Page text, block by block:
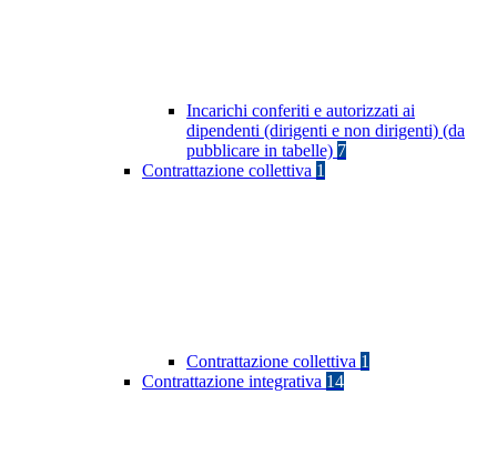
Incarichi conferiti e autorizzati ai
dipendenti (dirigenti e non dirigenti) (da
pubblicare in tabelle) 7
Contrattazione collettiva 1
Contrattazione collettiva 1
Contrattazione integrativa 14